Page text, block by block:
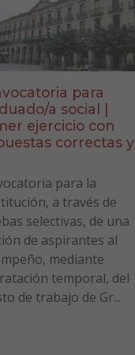
para
a social |
ejercicio con
correctas y
para la
a través de
selectivas, de una
de aspirantes al
mediante
temporal, del
de trabajo de Gr...